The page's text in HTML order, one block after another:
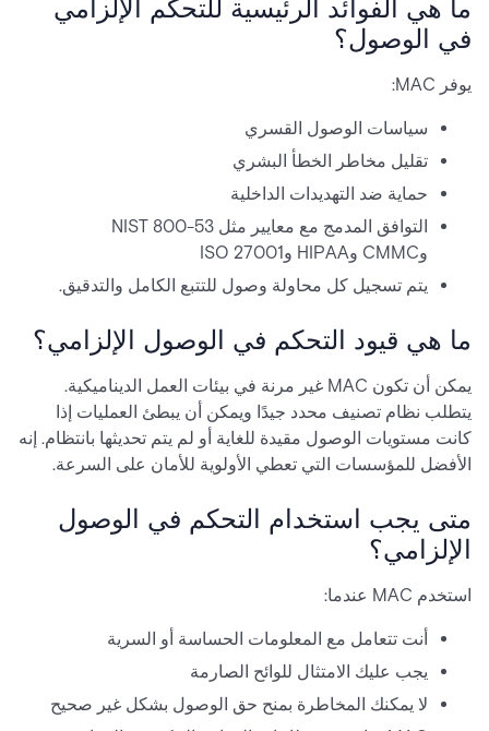
ما هي الفوائد الرئيسية للتحكم الإلزامي
في الوصول؟
يوفر MAC:
سياسات الوصول القسري
تقليل مخاطر الخطأ البشري
حماية ضد التهديدات الداخلية
التوافق المدمج مع معايير مثل NIST 800-53
وCMMC وHIPAA وISO 27001
يتم تسجيل كل محاولة وصول للتتبع الكامل والتدقيق.
ما هي قيود التحكم في الوصول الإلزامي؟
يمكن أن تكون MAC غير مرنة في بيئات العمل الديناميكية.
يتطلب نظام تصنيف محدد جيدًا ويمكن أن يبطئ العمليات إذا
كانت مستويات الوصول مقيدة للغاية أو لم يتم تحديثها بانتظام. إنه
الأفضل للمؤسسات التي تعطي الأولوية للأمان على السرعة.
متى يجب استخدام التحكم في الوصول
الإلزامي؟
استخدم MAC عندما:
أنت تتعامل مع المعلومات الحساسة أو السرية
يجب عليك الامتثال للوائح الصارمة
لا يمكنك المخاطرة بمنح حق الوصول بشكل غير صحيح